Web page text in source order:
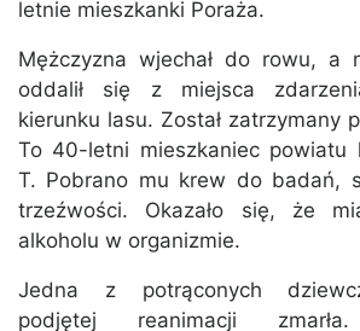
letnie mieszkanki Poraża.
Mężczyzna wjechał do rowu, a
oddalił się z miejsca
kierunku lasu. Został zatrzymany
To 40-letni mieszkaniec powiatu
T. Pobrano mu krew do badań,
trzeźwości. Okazało się, że
alkoholu w organizmie.
Jedna z potrąconych
podjętej reanimacji